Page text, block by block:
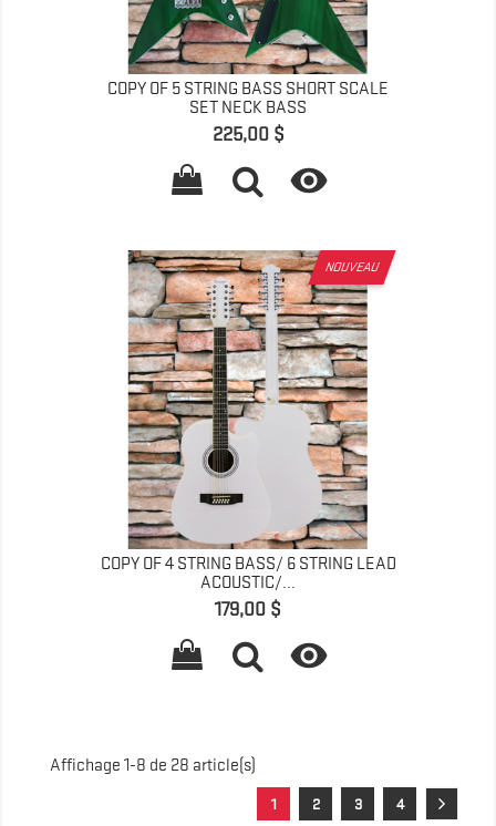
COPY OF 5 STRING BASS SHORT SCALE
SET NECK BASS
Prix
225,00 $

NOUVEAU
COPY OF 4 STRING BASS/ 6 STRING LEAD
ACOUSTIC/...
Prix
179,00 $

Affichage 1-8 de 28 article(s)
1 2 3 4